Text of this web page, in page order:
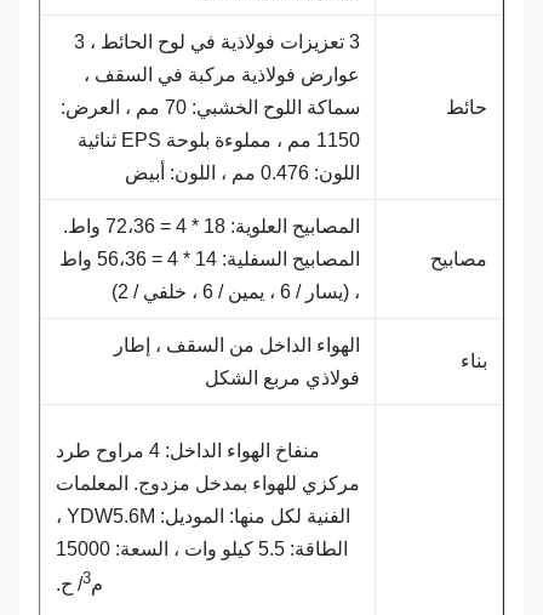
حائط
3 تعزيزات فولاذية في لوح الحائط ، 3
عوارض فولاذية مركبة في السقف ،
سماكة اللوح الخشبي: 70 مم ، العرض:
1150 مم ، مملوءة بلوحة EPS ثنائية
اللون: 0.476 مم ، اللون: أبيض
مصابيح
المصابيح العلوية: 18 * 4 = 72،36 واط.
المصابيح السفلية: 14 * 4 = 56،36 واط
، (يسار / 6 ، يمين / 6 ، خلفي / 2)
الهواء الداخل من السقف ، إطار
فولاذي مربع الشكل
منفاخ الهواء الداخل: 4 مراوح طرد
مركزي للهواء بمدخل مزدوج. المعلمات
الفنية لكل منها: الموديل: YDW5.6M ،
الطاقة: 5.5 كيلو وات ، السعة: 15000
/ ح.